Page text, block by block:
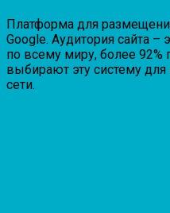
Платформа для
Google. Аудитория сайта –
по всему миру, более 92%
выбирают эту систему
сети.